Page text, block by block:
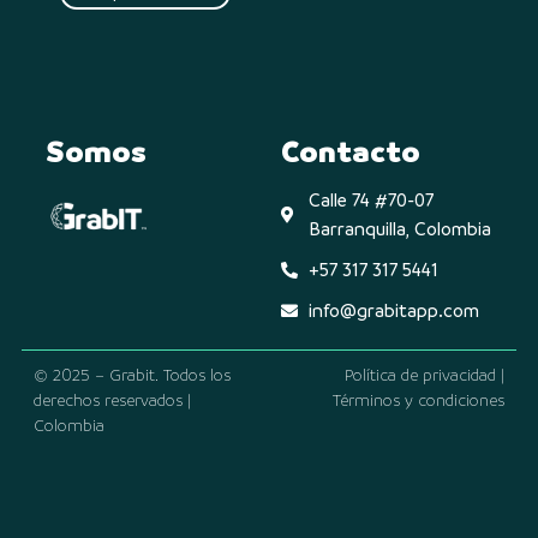
Somos Contacto
Calle 74 #70-07
Barranquilla, Colombia
+57 317 317 5441
info@grabitapp.com
© 2025 – Grabit. Todos los
derechos reservados |
Colombia
Política de privacidad |
Términos y condiciones